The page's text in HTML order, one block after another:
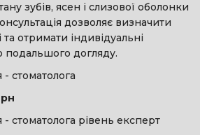
зубів, ясен і слизової оболонки
дозволяє визначити
отримати індивідуальні
догляду.
- стоматолога
- стоматолога рівень експерт